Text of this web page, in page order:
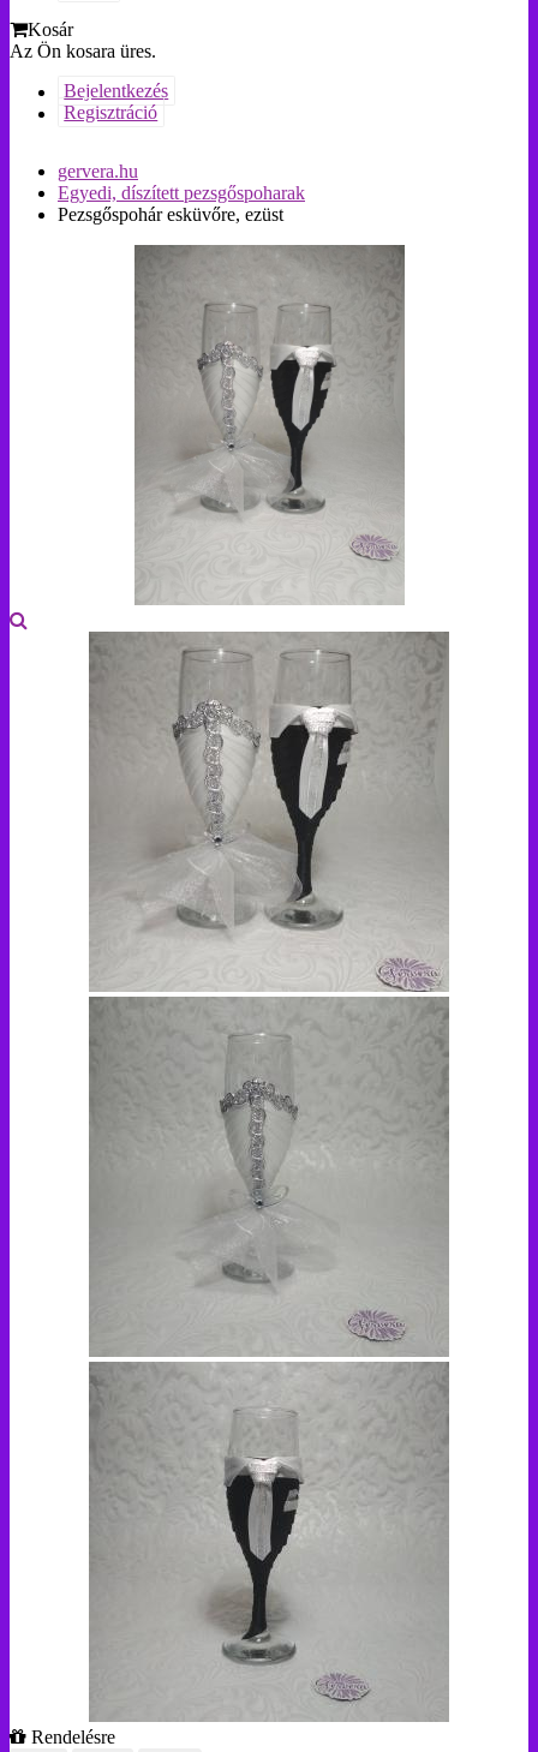
Kosár
Az Ön kosara üres.
Bejelentkezés
Regisztráció
gervera.hu
Egyedi, díszített pezsgőspoharak
Pezsgőspohár esküvőre, ezüst
Rendelésre